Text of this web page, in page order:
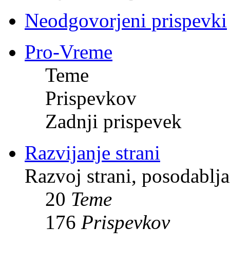
Neodgovorjeni prispevki
Pro-Vreme
Teme
Prispevkov
Zadnji prispevek
Razvijanje strani
Razvoj strani,
20 Teme
176 Prispevkov